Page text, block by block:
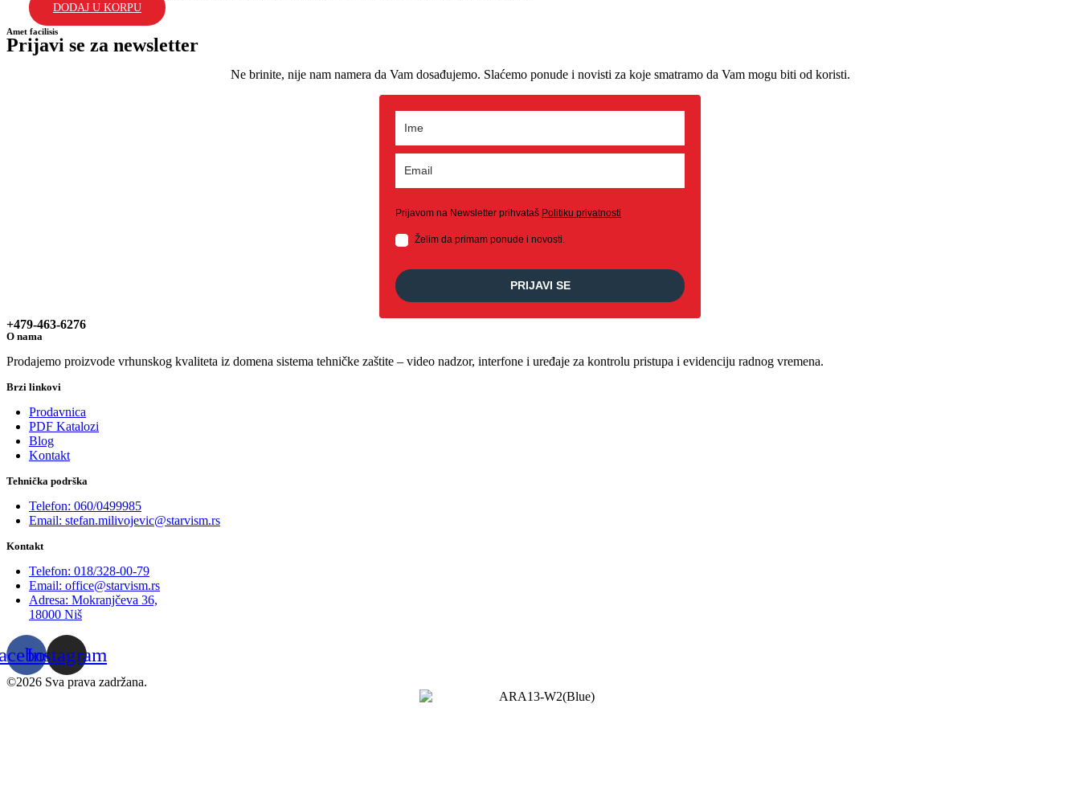
DODAJ U KORPU
Amet facilisis
Prijavi se za newsletter
Ne brinite, nije nam namera da Vam dosađujemo. Slaćemo ponude i novisti za koje smatramo da Vam mogu biti od koristi.
Prijavom na Newsletter prihvataš Politiku privatnosti
Želim da primam ponude i novosti.
PRIJAVI SE
+479-463-6276
O nama
Prodajemo proizvode vrhunskog kvaliteta iz domena sistema tehničke zaštite – video nadzor, interfone i uređaje za kontrolu pristupa i evidenciju radnog vremena.
Brzi linkovi
Prodavnica
PDF Katalozi
Blog
Kontakt
Tehnička podrška
Telefon: 060/0499985
Email: stefan.milivojevic@starvism.rs
Kontakt
Telefon: 018/328-00-79
Email: office@starvism.rs
Adresa: Mokranjčeva 36,
18000 Niš
Instagram
©2026 Sva prava zadržana.